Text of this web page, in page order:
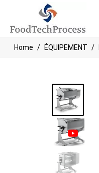
Home ÉQUIPEMENT